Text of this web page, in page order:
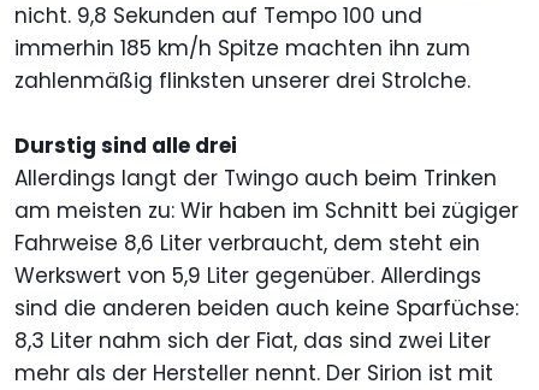
nicht. 9,8 Sekunden auf Tempo 100 und
immerhin 185 km/h Spitze machten ihn zum
zahlenmäßig flinksten unserer drei Strolche.
Durstig sind alle drei
Allerdings langt der Twingo auch beim Trinken
am meisten zu: Wir haben im Schnitt bei zügiger
Fahrweise 8,6 Liter verbraucht, dem steht ein
Werkswert von 5,9 Liter gegenüber. Allerdings
sind die anderen beiden auch keine Sparfüchse:
8,3 Liter nahm sich der Fiat, das sind zwei Liter
mehr als der Hersteller nennt. Der Sirion ist mit